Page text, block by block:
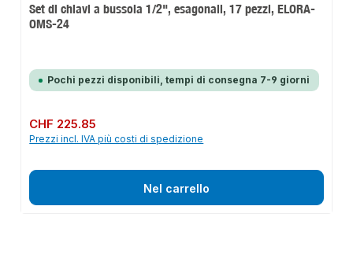
Set di chiavi a bussola 1/2", esagonali, 17 pezzi, ELORA-
OMS-24
Pochi pezzi disponibili, tempi di consegna 7-9 giorni
Prezzo normale:
CHF 225.85
Prezzi incl. IVA più costi di spedizione
Nel carrello